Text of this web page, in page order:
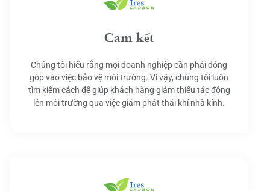
Cam kết
Chúng tôi hiểu rằng mọi doanh nghiệp cần phải đóng
góp vào việc bảo vệ môi trường. Vì vậy, chúng tôi luôn
tìm kiếm cách để giúp khách hàng giảm thiểu tác động
lên môi trường qua việc giảm phát thải khí nhà kính.